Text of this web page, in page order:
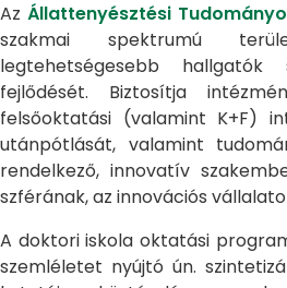
AzÁllattenyésztési
szakmai spektrumú
legtehetségesebb
fejlődését. Biztosítja
felsőoktatási (valamint K+F)
utánpótlását, valamint
rendelkező, innovatív
szférának, az innovációs
A doktori iskola oktatási
szemléletet nyújtó ún.